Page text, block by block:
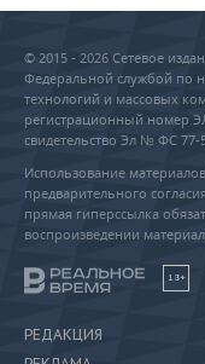
© 2015 - 2026 Сетевое
Федеральной службой по
технологий и массовых
регистрационный номер
свидетельство Эл № ФС 77-
Использование
предварительного
прямая гиперссылка
воспроизведении
18+
РЕДАКЦИЯ